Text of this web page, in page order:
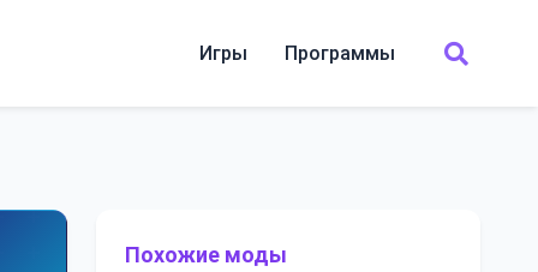
Игры Программы
Похожие моды